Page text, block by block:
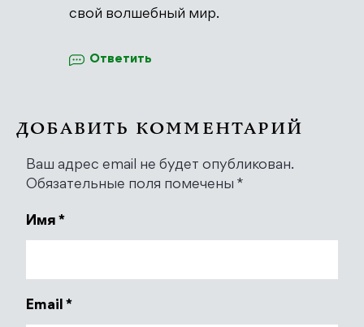
свой волшебный мир.
Ответить
ДОБАВИТЬ КОММЕНТАРИЙ
Ваш адрес email не будет опубликован.
Обязательные поля помечены *
Имя *
Email *